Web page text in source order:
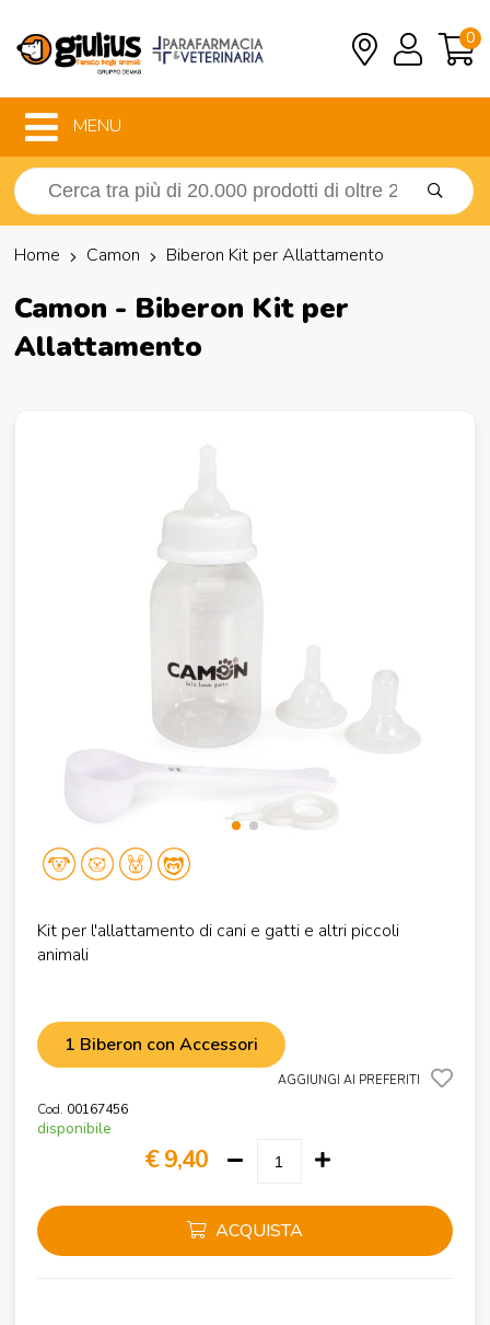
0
MENU
Home Camon Biberon Kit per Allattamento
Camon - Biberon Kit per
Allattamento
Kit per l'allattamento di cani e gatti e altri piccoli
animali
1 Biberon con Accessori
AGGIUNGI AI PREFERITI
Cod. 00167456
disponibile
€ 9,40
ACQUISTA